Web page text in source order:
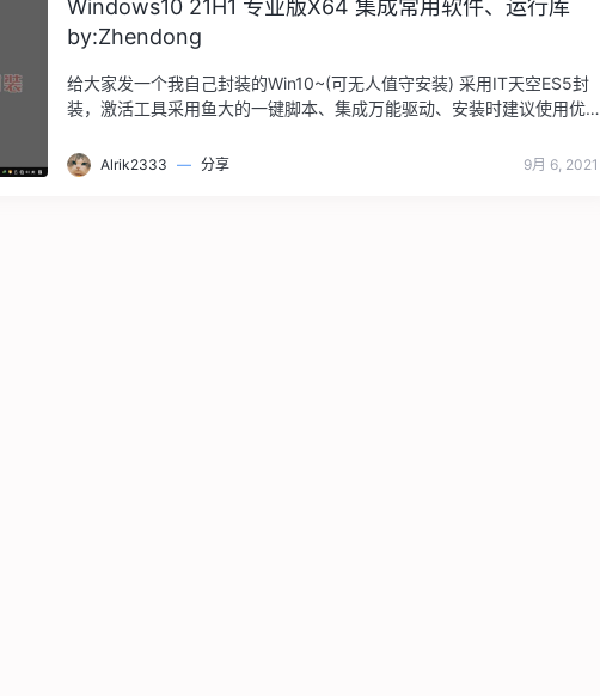
Windows10 21H1 专业版X64 集成常用软件、运行库
by:Zhendong
给大家发一个我自己封装的Win10~(可无人值守安装) 采用IT天空ES5封
装，激活工具采用鱼大的一键脚本、集成万能驱动、安装时建议使用优启
Alrik2333 — 分享 9月 6, 2021